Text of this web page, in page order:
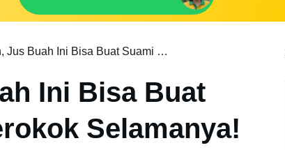
Serius Nih, Jus Buah Ini Bisa Buat Suami Berhenti Merokok Selamanya!
Ini Bisa Buat
Selamanya!